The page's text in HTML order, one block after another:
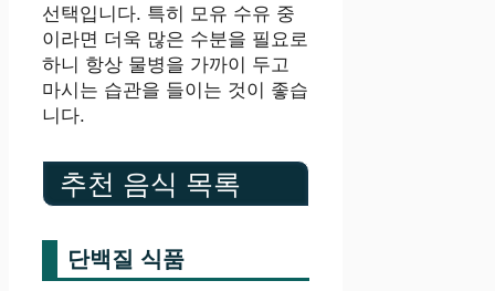
선택입니다. 특히 모유 수유 중
이라면 더욱 많은 수분을 필요로
하니 항상 물병을 가까이 두고
마시는 습관을 들이는 것이 좋습
니다.
추천 음식 목록
단백질 식품